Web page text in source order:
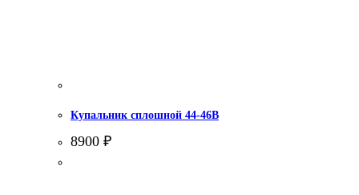
Купальник сплошной 44-46В
8900 ₽